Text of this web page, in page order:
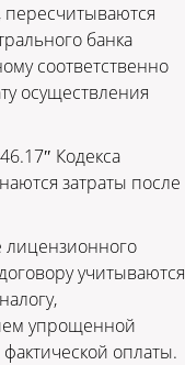
банка
соответственно
осуществления
Кодекса
затраты после
лицензионного
учитываются
упрощенной
оплаты.